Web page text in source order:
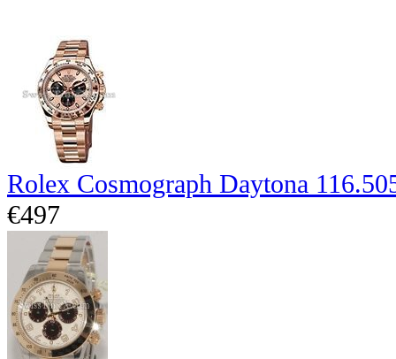
Rolex Cosmograph Daytona
€497